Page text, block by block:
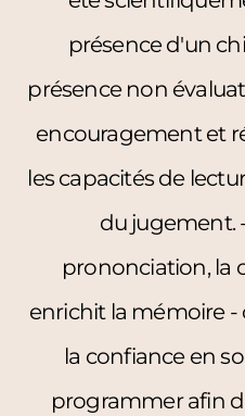
présence d'un
présence non
encouragement et
les capacités de
du jugement.
prononciation, la
enrichit la mémoire
la confiance en
programmer afin